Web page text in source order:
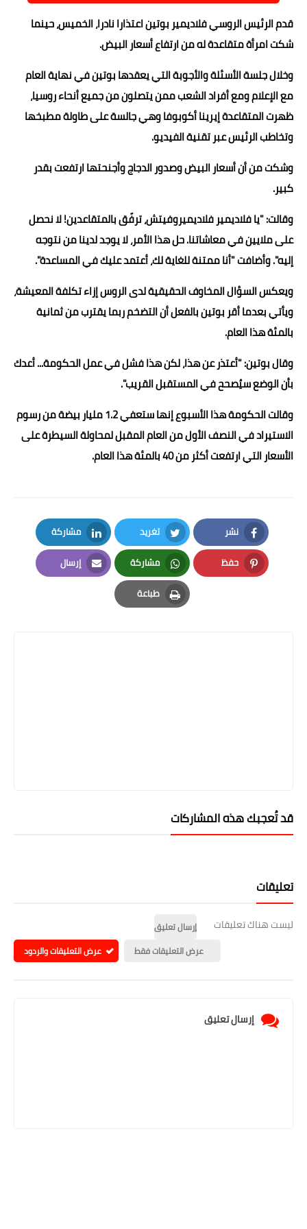
حوادث وقضايا
خدمات
الصحه والجمال
فن المطبخ
قدم الرئيس الروسي فلاديمير بوتين اعتذارا نادرا، الخميس، حينما
شكت امرأة متقاعدة له من ارتفاع أسعار البيض.
وخلال جلسة الأسئلة والأجوبة التي يعقدها بوتين في نهاية العام
مع الإعلام ومع أفراد الشعب ممن يتصلون من جميع أنحاء روسيا،
ظهرت المتقاعدة إيرينا أكوبوفا وهي جالسة على طاولة مطبخها
وتخاطب الرئيس عبر تقنية الفيديو.
وشكت من أن أسعار البيض وصدور الدجاج وأجنحتها ارتفعت بقدر
كبير.
وقالت: "يا فلاديمير فلاديميروفيتش، ترفّق بالمتقاعدين! لا نحصل
على ملايين في معاشاتنا. حل هذا الأمر، لا يوجد لدينا من نتوجه
إليه". وأضافت "أنا ممتنة للغاية لك، أعتمد عليك في المساعدة".
ويعكس السؤال المخاوف الحقيقية لدى الروس إزاء تكلفة المعيشة،
ويأتي بعدما أقر بوتين بالفعل أن التضخم ربما يقترب من ثمانية
بالمئة هذا العام.
وقال بوتين: "أعتذر عن هذا، لكن هذا فشل في عمل الحكومة... أعدك
بأن الوضع سيُصحح في المستقبل القريب".
وقالت الحكومة هذا الأسبوع إنها ستعفي 1.2 مليار بيضة من رسوم
الاستيراد في النصف الأول من العام المقبل لمحاولة السيطرة على
الأسعار التي ارتفعت أكثر من 40 بالمئة هذا العام.
نشر
Facebook
تغريد
Twitter
مشاركة
LinkedIn
حفظ
Pinterest
مشاركة
Whatsapp
إرسال
Email
طباعة
Print
قد تُعجبك هذه المشاركات
تعليقات
ليست هناك تعليقات
إرسال تعليق
عرض التعليقات فقط
عرض التعليقات والردود
إرسال تعليق